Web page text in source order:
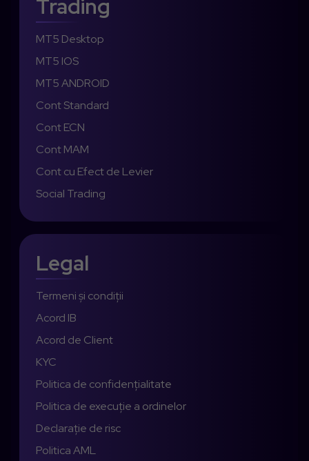
Trading
MT5 Desktop
MT5 IOS
MT5 ANDROID
Cont Standard
Cont ECN
Cont MAM
Cont cu Efect de Levier
Social Trading
Legal
Termeni și condiții
Acord IB
Acord de Client
KYC
Politica de confidențialitate
Politica de execuție a ordinelor
Declarație de risc
Politica AML